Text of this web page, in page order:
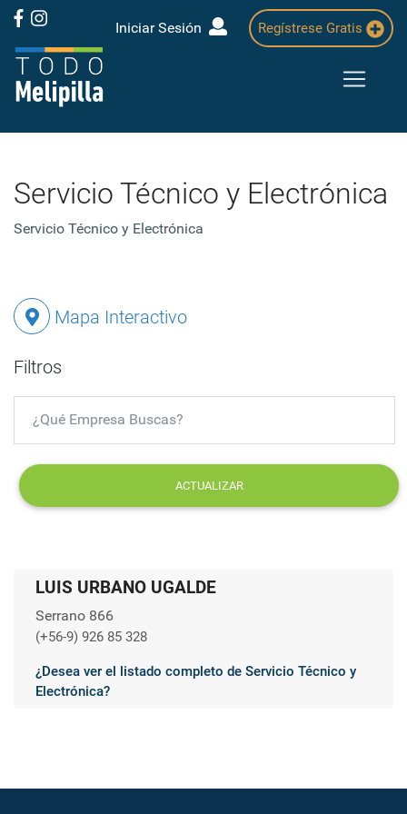
Iniciar Sesión Regístrese Gratis
Servicio Técnico y Electrónica
Servicio Técnico y Electrónica
Mapa Interactivo
Filtros
ACTUALIZAR
LUIS URBANO UGALDE
Serrano 866
(+56-9) 926 85 328
¿Desea ver el listado completo de Servicio Técnico y
Electrónica?